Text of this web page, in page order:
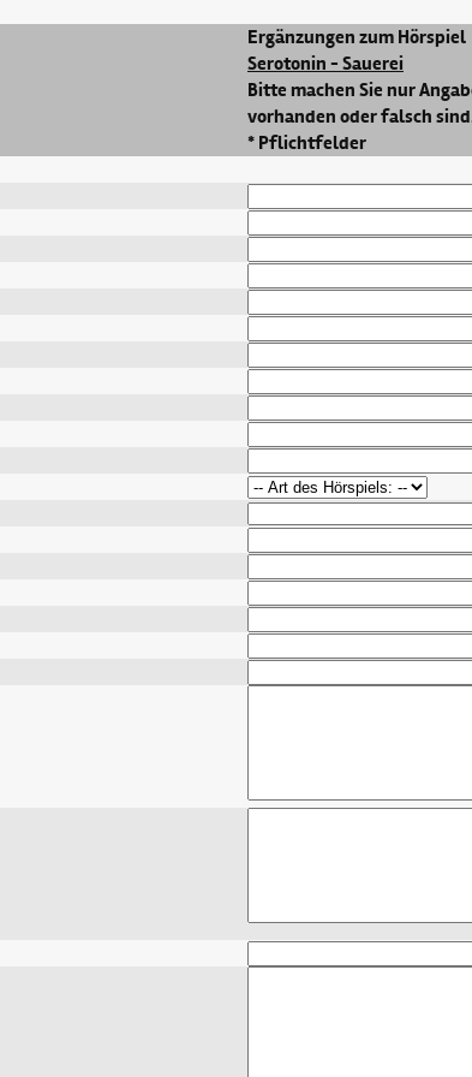
Ergänzungen zum Hörspiel
Serotonin - Sauerei
Bitte machen Sie nur
vorhanden oder falsch
* Pflichtfelder